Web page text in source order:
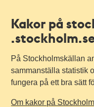
Kakor på
På Stockholmskällan
sammanställa statistik
fungera på ett bra sätt
Om kakor på